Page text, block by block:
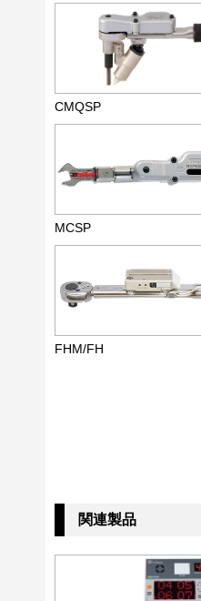
CMQSP
MCSP
FHM/FH
関連製品